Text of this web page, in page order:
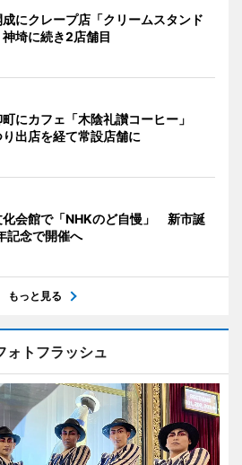
にクレープ店「クリームスタンド
埼に続き2店舗目
町にカフェ「木陰礼讃コーヒー」
出店を経て常設店舗に
化会館で「NHKのど自慢」 新市誕
記念で開催へ
もっと見る
ォトフラッシュ